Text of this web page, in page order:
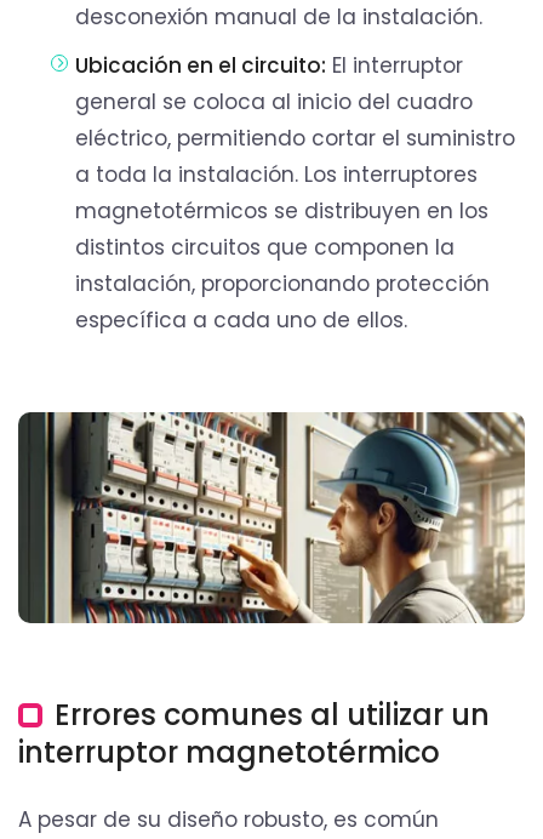
desconexión manual de la instalación.
Ubicación en el circuito: El interruptor
general se coloca al inicio del cuadro
eléctrico, permitiendo cortar el suministro
a toda la instalación. Los interruptores
magnetotérmicos se distribuyen en los
distintos circuitos que componen la
instalación, proporcionando protección
específica a cada uno de ellos.
Errores comunes al utilizar un
interruptor magnetotérmico
A pesar de su diseño robusto, es común